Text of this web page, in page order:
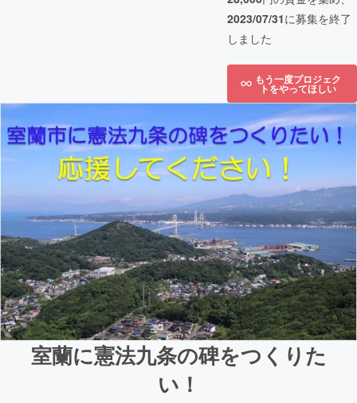
2023/07/31に募集を終了
しました
もう一度プロジェク
トをやってほしい
室蘭に憲法九条の碑をつくりた
い！